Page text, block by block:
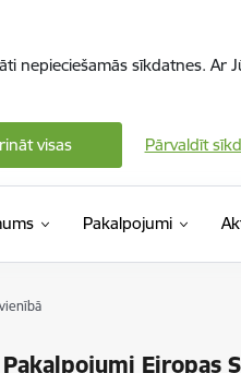
nepieciešamās sīkdatnes.
visas Pārvaldīt
Pakalpojumi
Pakalpojumi Eiropas